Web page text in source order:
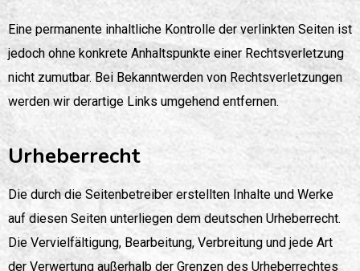
Eine permanente inhaltliche Kontrolle der verlinkten Seiten ist
jedoch ohne konkrete Anhaltspunkte einer Rechtsverletzung
nicht zumutbar. Bei Bekanntwerden von Rechtsverletzungen
werden wir derartige Links umgehend entfernen.
Urheberrecht
Die durch die Seitenbetreiber erstellten Inhalte und Werke
auf diesen Seiten unterliegen dem deutschen Urheberrecht.
Die Vervielfältigung, Bearbeitung, Verbreitung und jede Art
der Verwertung außerhalb der Grenzen des Urheberrechtes